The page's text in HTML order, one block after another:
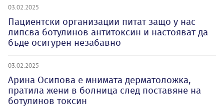
03.02.2025
Пациентски организации питат защо у нас
липсва ботулинов антитоксин и настояват да
бъде осигурен незабавно
03.02.2025
Арина Осипова е мнимата дерматоложка,
пратила жени в болница след поставяне на
ботулинов токсин